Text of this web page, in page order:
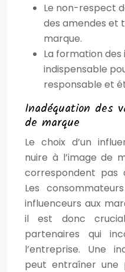
Le non-respect
des amendes et
marque.
La formation
indispensable
responsable et
Inadéquation des
de marque
Le choix d’un
nuire à l’image de
correspondent pas
Les
influenceurs aux
il est donc
partenaires qui
l’entreprise. Une
peut entraîner